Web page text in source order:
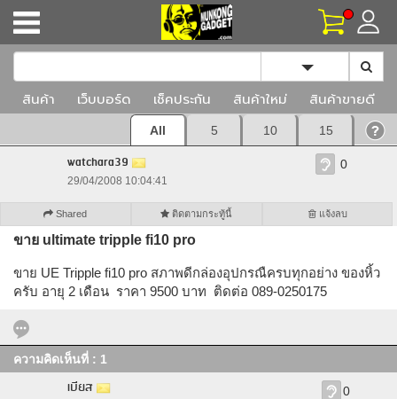
Toggle
สินค้า เว็บบอร์ด เช็คประกัน สินค้าใหม่ สินค้าขายดี
All 5 10 15
watchara39
29/04/2008 10:04:41
0
Shared ติดตามกระทู้นี้ แจ้งลบ
ขาย ultimate tripple fi10 pro
ขาย UE Tripple fi10 pro สภาพดีกล่องอุปกรณืครบทุกอย่าง ของหิ้ว
ครับ อายุ 2 เดือน ราคา 9500 บาท ติดต่อ 089-0250175
ความคิดเห็นที่ : 1
เบียส 0